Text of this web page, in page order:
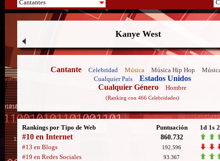
Kanye West
Cantante Celebridad Música Música Hip Hop
Cualquier País
Estados Unidos
Cualquier Género
Hombre
(Ranking con 466 Celebridades)
Rankings por Tipo de Web Puntuación 1d 1s
#10 en Internet
860.732
#13 en Blogs
192.596
#19 en Redes Sociales 93.367